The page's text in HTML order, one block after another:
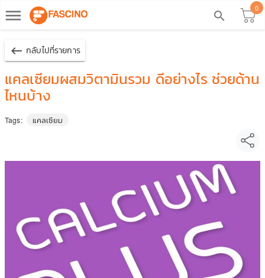
dehaze search
0
keyboard_backspace กลับไปที่รายการ
แคลเซียมผสมวิตามินรวม ดีอย่างไร ช่วยด้าน
ไหนบ้าง
Tags: แคลเซียม